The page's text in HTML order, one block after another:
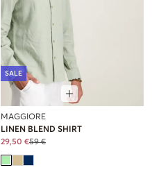
SALE
MAGGIORE
LINEN BLEND SHIRT
29,50 €59 €